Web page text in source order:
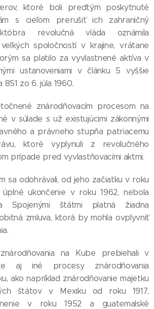
ktoré boli predtým poskytnuté
s cieľom prerušiť ich zahraničný
revolučná vláda oznámila
spoločností v krajine, vrátane
sa platilo za vyvlastnené aktíva v
ustanoveniami v článku 5 vyššie
zo 6. júla 1960.
znárodňovacím procesom na
v súlade s už existujúcimi zákonnými
a právneho stupňa patriacemu
ktoré vyplynuli z revolučného
prípade pred vyvlastňovacími aktmi.
sa odohrávali, od jeho začiatku v roku
ukončenie v roku 1962, nebola
Spojenými štátmi platná žiadna
zmluva, ktorá by mohla ovplyvniť
na Kube prebiehali v
aj iné procesy znárodňovania
ako napríklad znárodňovanie majetku
štátov v Mexiku od roku 1917,
v roku 1952 a guatemalské